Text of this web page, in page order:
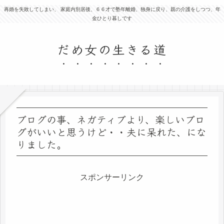
再婚を失敗してしまい、 家庭内別居後、６６才で塾年離婚、独身に戻り、親の介護をしつつ、年
金ひとり暮しです
だめ女の生きる道
ブログの事、ネガティブより、楽しいブロ
グがいいと思うけど・・夫に呆れた、にな
りました。
スポンサーリンク